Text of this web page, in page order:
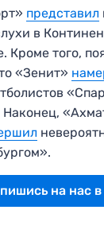
представил
в
Кроме того,
«Зенит»
на нас